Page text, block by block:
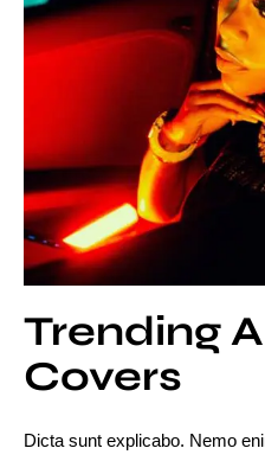
Trending
Covers
Dicta sunt explicabo. Nemo